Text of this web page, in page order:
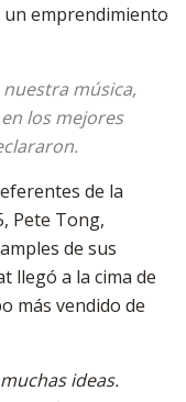
un emprendimiento
música,
los mejores
de la
Pete Tong,
de sus
llegó a la cima de
más vendido de
ideas.